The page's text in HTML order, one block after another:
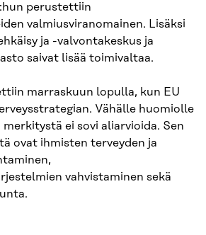
perustettiin
valmiusviranomainen. Lisäksi
ja -valvontakeskus ja
saivat lisää toimivaltaa.
marraskuun lopulla, kun EU
Vähälle huomiolle
merkitystä ei sovi aliarvioida. Sen
ovat ihmisten terveyden ja
vahvistaminen sekä